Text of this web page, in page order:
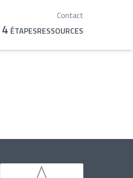
Contact
4 ÉTAPESRESSOURCES